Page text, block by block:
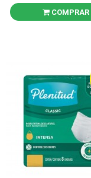
COMPRAR